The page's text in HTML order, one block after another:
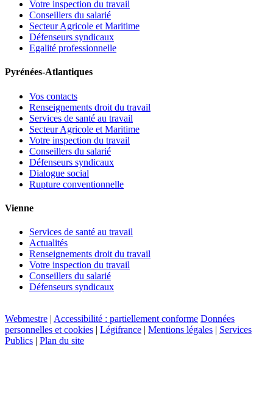
Votre inspection du travail
Conseillers du salarié
Secteur Agricole et Maritime
Défenseurs syndicaux
Egalité professionnelle
Pyrénées-Atlantiques
Vos contacts
Renseignements droit du travail
Services de santé au travail
Secteur Agricole et Maritime
Votre inspection du travail
Conseillers du salarié
Défenseurs syndicaux
Dialogue social
Rupture conventionnelle
Vienne
Services de santé au travail
Actualités
Renseignements droit du travail
Votre inspection du travail
Conseillers du salarié
Défenseurs syndicaux
Webmestre | Accessibilité : partiellement conforme Données
personnelles et cookies | Légifrance | Mentions légales | Services
Publics | Plan du site